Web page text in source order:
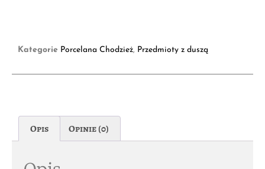
Kategorie Porcelana Chodzież, Przedmioty z duszą
Opis Opinie (0)